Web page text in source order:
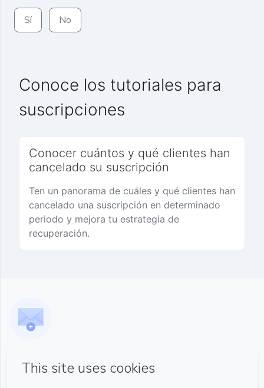
Sí No
Conoce los tutoriales para
suscripciones
Conocer cuántos y qué clientes han
cancelado su suscripción
Ten un panorama de cuáles y qué clientes han
cancelado una suscripción en determinado
periodo y mejora tu estrategia de
recuperación.
actualizaciones